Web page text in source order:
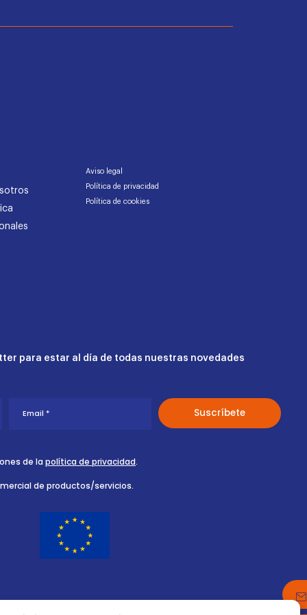
Aviso legal
Política de privacidad
Política de cookies
para estar al día de todas nuestras novedades
de la política de privacidad.
de productos/servicios.